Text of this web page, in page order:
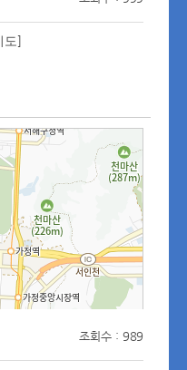
도]
조회수 : 989